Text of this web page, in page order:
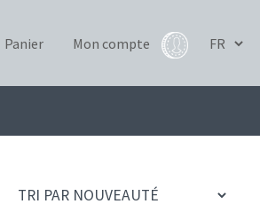
Panier Mon compte